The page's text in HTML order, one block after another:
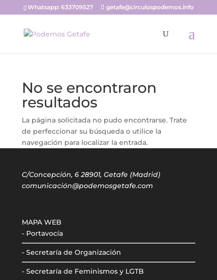
Whatsapp: 633709527 getafe@circulospodemos.info
No se encontraron
resultados
La página solicitada no pudo encontrarse. Trate
de perfeccionar su búsqueda o utilice la
navegación para localizar la entrada.
C/Concepción, 6 28901, Getafe (Madrid)
comunicación@podemosgetafe.com
MAPA WEB
- Portavocía
- Secretaría de Organización
- Secretaría de Feminismos y LGTB